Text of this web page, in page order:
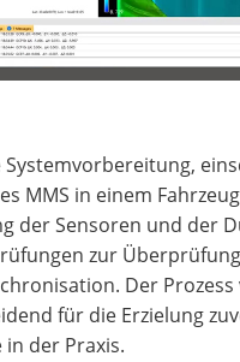
Systemvorbereitung,
MMS in einem
der Sensoren und der
zur
Der
für die Erzielung
in der Praxis.